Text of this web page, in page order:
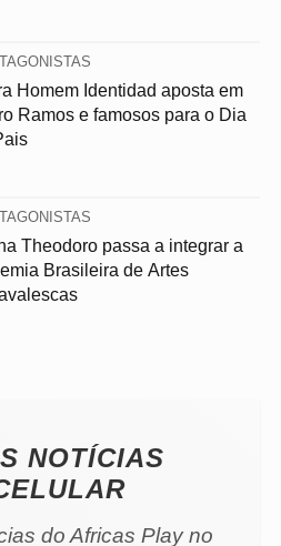
Homem Identidad aposta em
Ramos e famosos para o Dia
Theodoro passa a integrar a
Brasileira de Artes
NOTÍCIAS
do Africas Play no